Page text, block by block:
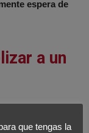
espera de
a un
fidelizar
que tengas la